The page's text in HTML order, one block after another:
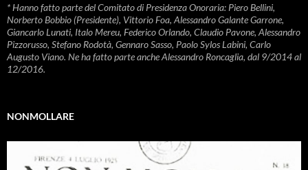
* Hanno fatto parte del Comitato di Presidenza Onoraria: Piero Bellini,
Norberto Bobbio (Presidente), Vittorio Foa, Alessandro Galante Garrone,
Giancarlo Lunati, Italo Mereu, Federico Orlando, Claudio Pavone, Alessandro
Pizzorusso, Stefano Rodotà, Gennaro Sasso, Paolo Sylos Labini, Carlo
Augusto Viano. Ne ha fatto parte anche Alessandro Roncaglia, dal 9/2014 al
12/2016.
NONMOLLARE